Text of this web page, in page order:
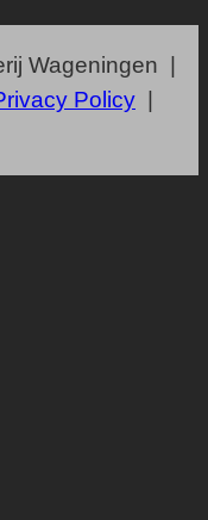
Wageningen |
Policy